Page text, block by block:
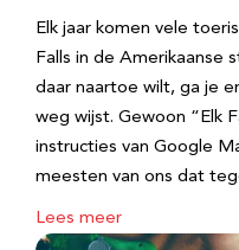
Elk jaar komen vele
Falls in de Amerikaanse
daar naartoe wilt, ga je
weg wijst. Gewoon “Elk
instructies van Google
meesten van ons dat
Lees meer